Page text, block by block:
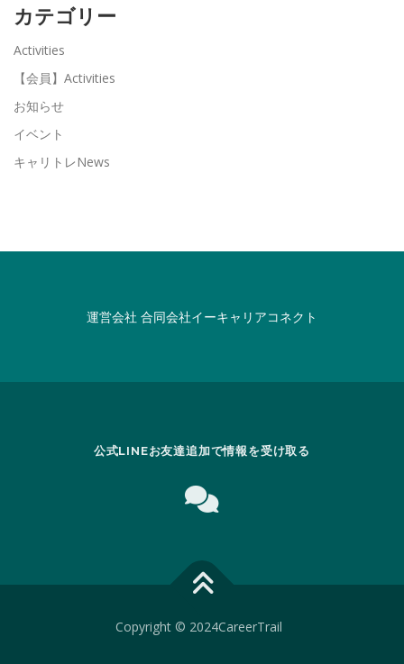
カテゴリー
Activities
【会員】Activities
お知らせ
イベント
キャリトレNews
運営会社 合同会社イーキャリアコネクト
公式LINEお友達追加で情報を受け取る
Copyright © 2024CareerTrail